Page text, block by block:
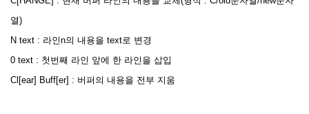
열)
N text : 라인n의 내용을 text로 변경
0 text : 첫번째 라인 앞에 한 라인을 삽입
Cl[ear] Buff[er] : 버퍼의 내용을 전부 지움